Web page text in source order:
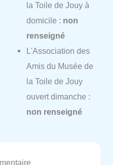
la Toile de Jouy à
domicile : non
renseigné
L'Association des
Amis du Musée de
la Toile de Jouy
ouvert dimanche :
non renseigné